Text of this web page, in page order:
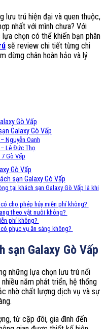
lưu trú hiện đại và quen thuộc,
nhất với mình chưa? Với
chọn có thể khiến bạn phân
sẽ review chi tiết từng chi
dừng chân hoàn hảo và lý
Gò Vấp
Galaxy Gò Vấp
Nguyễn Oanh
Lê Đức Thọ
Gò Vấp
Gò Vấp
sạn Galaxy Gò Vấp
tại khách sạn Galaxy Gò Vấp là khi
cho phép hủy miễn phí không?
theo vật nuôi không?
phí không?
phục vụ ăn sáng không?
sạn Galaxy Gò Vấp
những lựa chọn lưu trú nổi
năm phát triển, hệ thống
nhờ chất lượng dịch vụ và sự
từ cặp đôi, gia đình đến